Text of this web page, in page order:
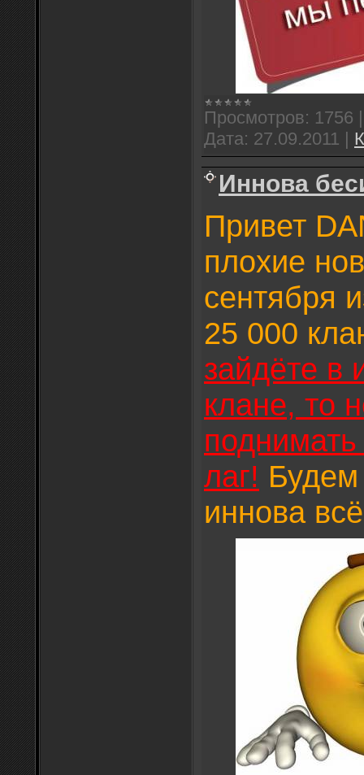
Просмотров: 1756
Дата: 27.09.2011 |
Иннова
Привет
плохие
сентября
25 000
зайдёте в
клане, то
лаг! Будем
иннова